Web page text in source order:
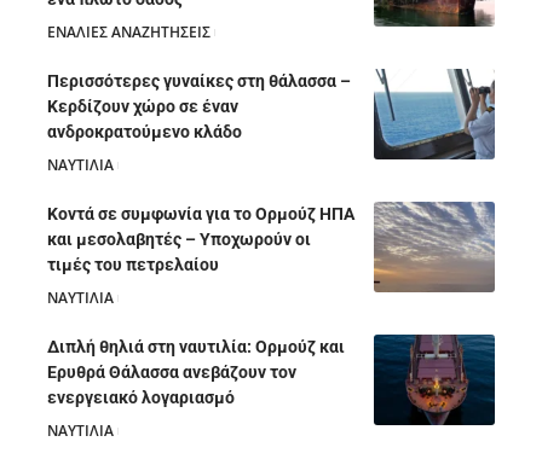
ΕΝΑΛΙΕΣ ΑΝΑΖΗΤΗΣΕΙΣ
Περισσότερες γυναίκες στη θάλασσα –
Κερδίζουν χώρο σε έναν
ανδροκρατούμενο κλάδο
ΝΑΥΤΙΛΙΑ
Κοντά σε συμφωνία για το Ορμούζ ΗΠΑ
και μεσολαβητές – Υποχωρούν οι
τιμές του πετρελαίου
ΝΑΥΤΙΛΙΑ
Διπλή θηλιά στη ναυτιλία: Ορμούζ και
Ερυθρά Θάλασσα ανεβάζουν τον
ενεργειακό λογαριασμό
ΝΑΥΤΙΛΙΑ